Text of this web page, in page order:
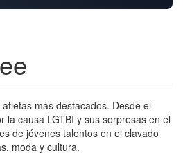
más destacados. Desde el
la causa LGTBI y sus sorpresas en el
de jóvenes talentos en el clavado
moda y cultura.